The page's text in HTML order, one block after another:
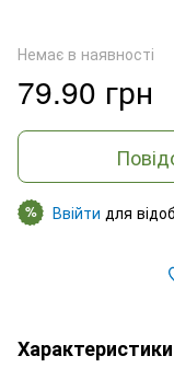
Немає в наявності
79.90 грн
% Ввійти для
Характеристики